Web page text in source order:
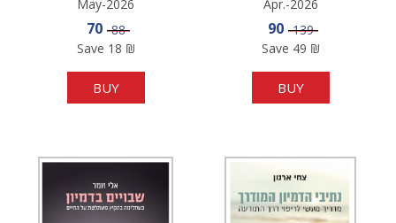
May-2026
Sale price
70 Price
88
Save 18 ₪
BUY
Apr.-2026
Sale price
90 Price
139
Save 49 ₪
BUY